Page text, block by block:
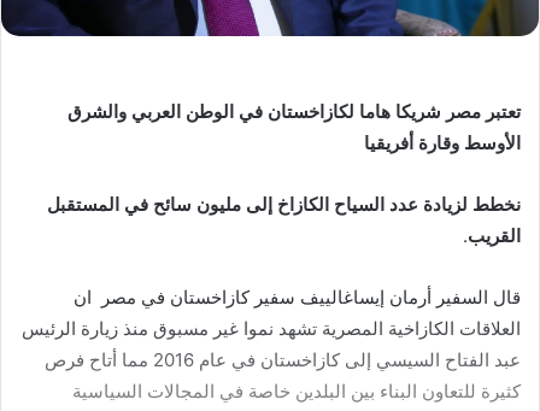
تعتبر مصر شريكا هاما لكازاخستان في الوطن العربي والشرق
الأوسط وقارة أفريقيا
نخطط لزيادة عدد السياح الكازاخ إلى مليون سائح في المستقبل
القريب.
قال السفير أرمان إيساغالييف سفير كازاخستان في مصر ان
العلاقات الكازاخية المصرية تشهد نموا غير مسبوق منذ زيارة الرئيس
عبد الفتاح السيسي إلى كازاخستان في عام 2016 مما أتاح فرص
كثيرة للتعاون البناء بين البلدين خاصة في المجالات السياسية